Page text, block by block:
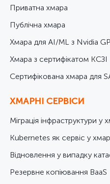
Приватна хмара
Публічна хмара
Хмара для AI/ML з Nvidia
Хмара з сертифікатом КСЗІ
Cертифікована хмара для
ХМАРНІ СЕРВІСИ
Міграція інфраструктури у
Kubernetes як сервіс у
Відновлення у випадку
Резервне копіювання BaaS